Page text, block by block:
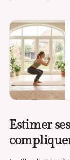
Estimer